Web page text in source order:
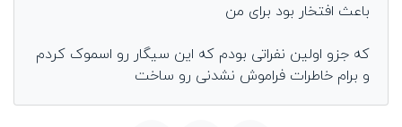
باعث افتخار بود برای من
که جزو اولین نفراتی بودم که این سیگار رو اسموک کردم
و برام خاطرات فراموش نشدنی رو ساخت